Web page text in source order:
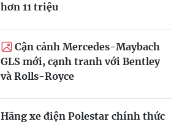
hơn 11 triệu
Cận cảnh Mercedes-Maybach
GLS mới, cạnh tranh với Bentley
và Rolls-Royce
Hãng xe điện Polestar chính thức